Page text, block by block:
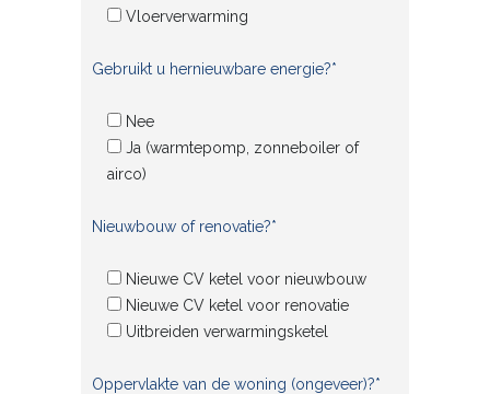
Vloerverwarming
Gebruikt u hernieuwbare energie?*
Nee
Ja (warmtepomp, zonneboiler of
airco)
Nieuwbouw of renovatie?*
Nieuwe CV ketel voor nieuwbouw
Nieuwe CV ketel voor renovatie
Uitbreiden verwarmingsketel
Oppervlakte van de woning (ongeveer)?*